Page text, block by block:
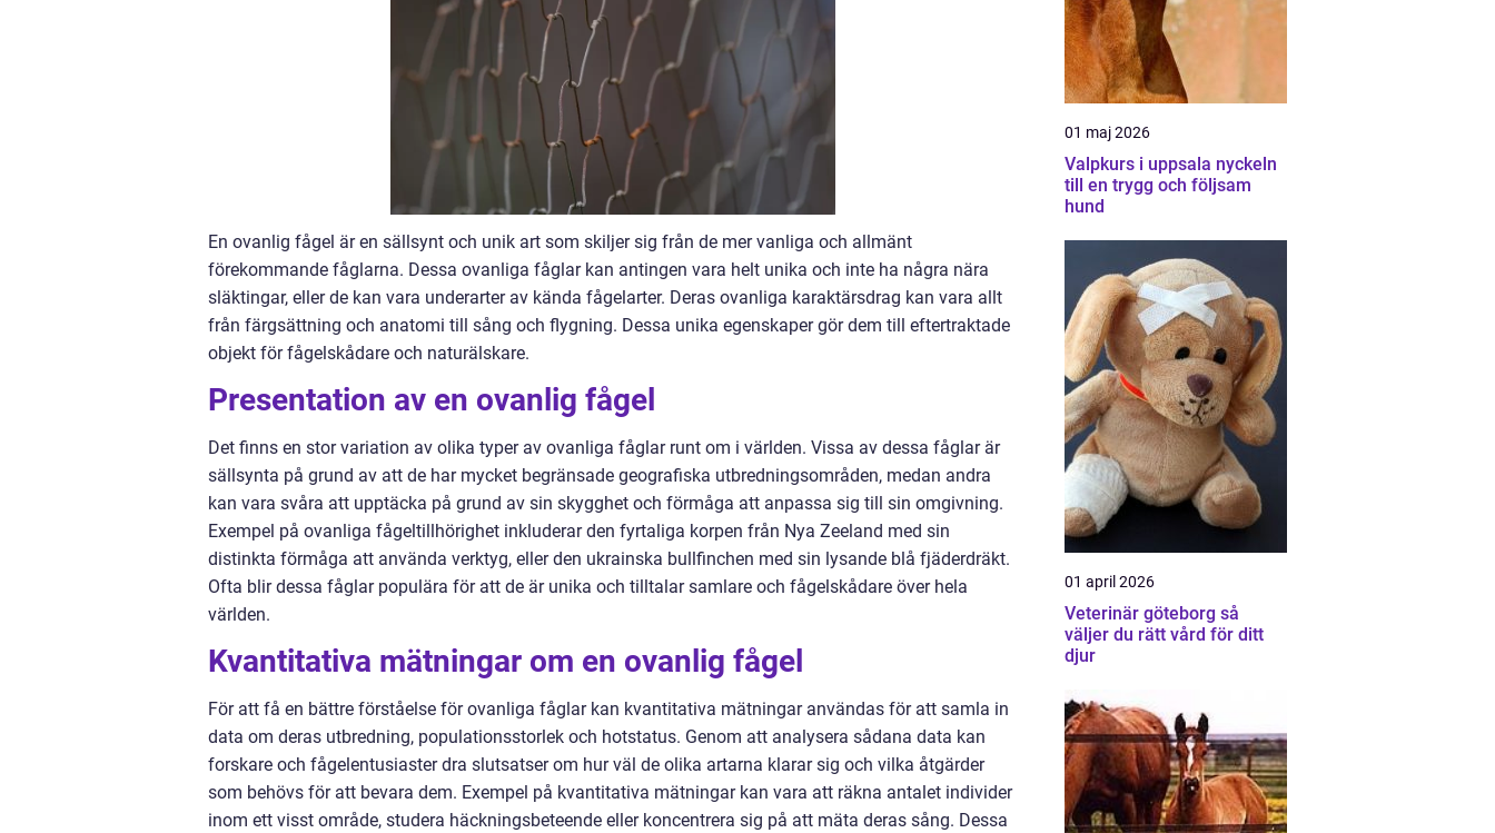
En ovanlig fågel är en sällsynt och unik art som skiljer sig från de mer vanliga och allmänt
förekommande fåglarna. Dessa ovanliga fåglar kan antingen vara helt unika och inte ha några nära
släktingar, eller de kan vara underarter av kända fågelarter. Deras ovanliga karaktärsdrag kan vara allt
från färgsättning och anatomi till sång och flygning. Dessa unika egenskaper gör dem till eftertraktade
objekt för fågelskådare och naturälskare.
Presentation av en ovanlig fågel
Det finns en stor variation av olika typer av ovanliga fåglar runt om i världen. Vissa av dessa fåglar är
sällsynta på grund av att de har mycket begränsade geografiska utbredningsområden, medan andra
kan vara svåra att upptäcka på grund av sin skygghet och förmåga att anpassa sig till sin omgivning.
Exempel på ovanliga fågeltillhörighet inkluderar den fyrtaliga korpen från Nya Zeeland med sin
distinkta förmåga att använda verktyg, eller den ukrainska bullfinchen med sin lysande blå fjäderdräkt.
Ofta blir dessa fåglar populära för att de är unika och tilltalar samlare och fågelskådare över hela
världen.
Kvantitativa mätningar om en ovanlig fågel
För att få en bättre förståelse för ovanliga fåglar kan kvantitativa mätningar användas för att samla in
data om deras utbredning, populationsstorlek och hotstatus. Genom att analysera sådana data kan
forskare och fågelentusiaster dra slutsatser om hur väl de olika artarna klarar sig och vilka åtgärder
som behövs för att bevara dem. Exempel på kvantitativa mätningar kan vara att räkna antalet individer
inom ett visst område, studera häckningsbeteende eller koncentrera sig på att mäta deras sång. Dessa
01 maj 2026
Valpkurs i uppsala nyckeln
till en trygg och följsam
hund
01 april 2026
Veterinär göteborg så
väljer du rätt vård för ditt
djur